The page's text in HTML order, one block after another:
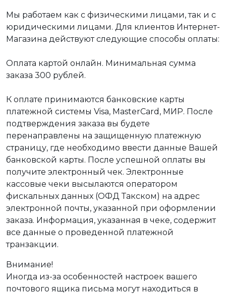
Мы работаем как с физическими лицами, так и с
юридическими лицами. Для клиентов Интернет-
Магазина действуют следующие способы оплаты:
Оплата картой онлайн. Минимальная сумма
заказа 300 рублей.
К оплате принимаются банковские карты
платежной системы Visa, MasterCard, МИР. После
подтверждения заказа вы будете
перенаправлены на защищенную платежную
страницу, где необходимо ввести данные Вашей
банковской карты. После успешной оплаты вы
получите электронный чек. Электронные
кассовые чеки высылаются оператором
фискальных данных (ОФД Такском) на адрес
электронной почты, указанной при оформлении
заказа. Информация, указанная в чеке, содержит
все данные о проведенной платежной
транзакции.
Внимание!
Иногда из-за особенностей настроек вашего
почтового ящика письма могут находиться в